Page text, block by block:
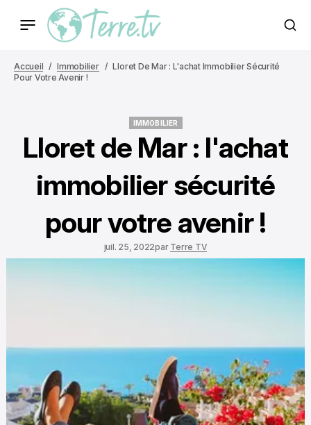
Accueil Immobilier
Lloret De Mar : L'achat Immobilier Sécurité
Pour Votre Avenir !
IMMOBILIER
Lloret de Mar : l'achat
immobilier sécurité
pour votre avenir !
juil. 25, 2022par Terre TV